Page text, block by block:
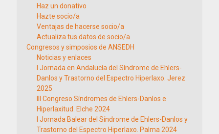
Haz un donativo
Hazte socio/a
Ventajas de hacerse socio/a
Actualiza tus datos de socio/a
Congresos y simposios de ANSEDH
Noticias y enlaces
I Jornada en Andalucía del Síndrome de Ehlers-
Danlos y Trastorno del Espectro Hiperlaxo. Jerez
2025
III Congreso Síndromes de Ehlers-Danlos e
Hiperlaxitud. Elche 2024
I Jornada Balear del Síndrome de Ehlers-Danlos y
Trastorno del Espectro Hiperlaxo. Palma 2024